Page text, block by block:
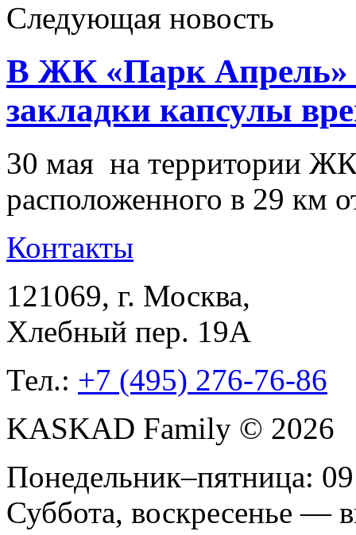
Следующая новость
В ЖК «Парк Апрель»
закладки капсулы
30 мая на территории
расположенного в 29 км
Контакты
121069, г. Москва,
Хлебный пер. 19А
Тел.: +7 (495) 276-76-86
KASKAD Family © 2026
Понедельник–пятница:
Суббота, воскресенье —